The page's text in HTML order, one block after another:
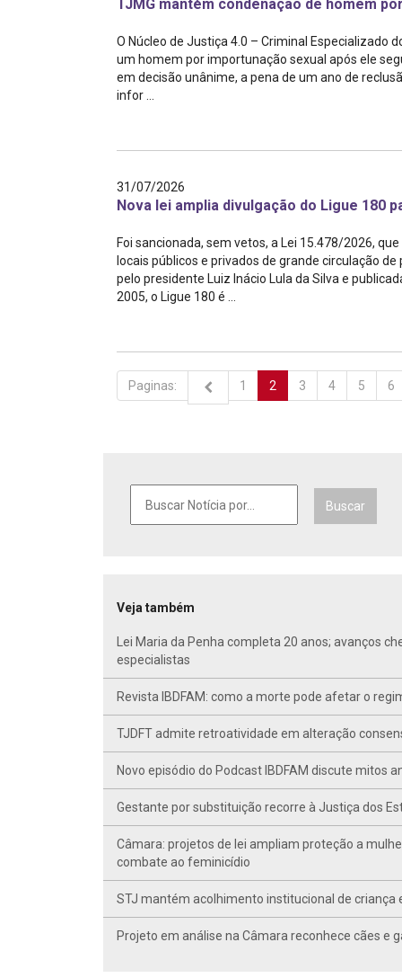
TJMG mantém condenação de homem
O Núcleo de Justiça 4.0 – Criminal Especializado
um homem por importunação sexual após ele
em decisão unânime, a pena de um ano de
infor ...
31/07/2026
Nova lei amplia divulgação do Ligue 180
Foi sancionada, sem vetos, a Lei 15.478/2026,
locais públicos e privados de grande circulação
pelo presidente Luiz Inácio Lula da Silva e
2005, o Ligue 180 é ...
Paginas: 1 2 3 4 5 6
Buscar
Veja também
Lei Maria da Penha completa 20 anos; avanços
especialistas
Revista IBDFAM: como a morte pode afetar o
TJDFT admite retroatividade em alteração
Novo episódio do Podcast IBDFAM discute mitos
Gestante por substituição recorre à Justiça dos
Câmara: projetos de lei ampliam proteção a
combate ao feminicídio
STJ mantém acolhimento institucional de criança
Projeto em análise na Câmara reconhece cães e